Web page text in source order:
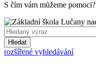
S čím vám můžeme pomoci?
Hledat
rozšířené vyhledávání